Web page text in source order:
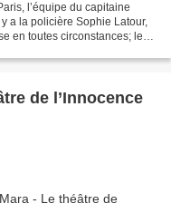
l’équipe du capitaine
a la policière Sophie Latour,
en toutes circonstances; le
de l’Innocence